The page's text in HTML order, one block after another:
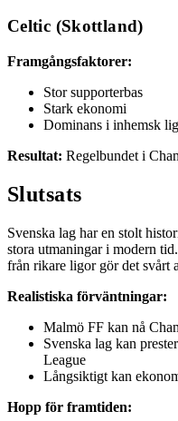
Celtic (Skottland)
Framgångsfaktorer:
Stor supporterbas
Stark ekonomi
Dominans i inhemsk
Resultat: Regelbundet i
Slutsats
Svenska lag har en stolt
stora utmaningar i modern
från rikare ligor gör det svårt
Realistiska förväntningar:
Malmö FF kan nå
Svenska lag kan
League
Långsiktigt kan
Hopp för framtiden: